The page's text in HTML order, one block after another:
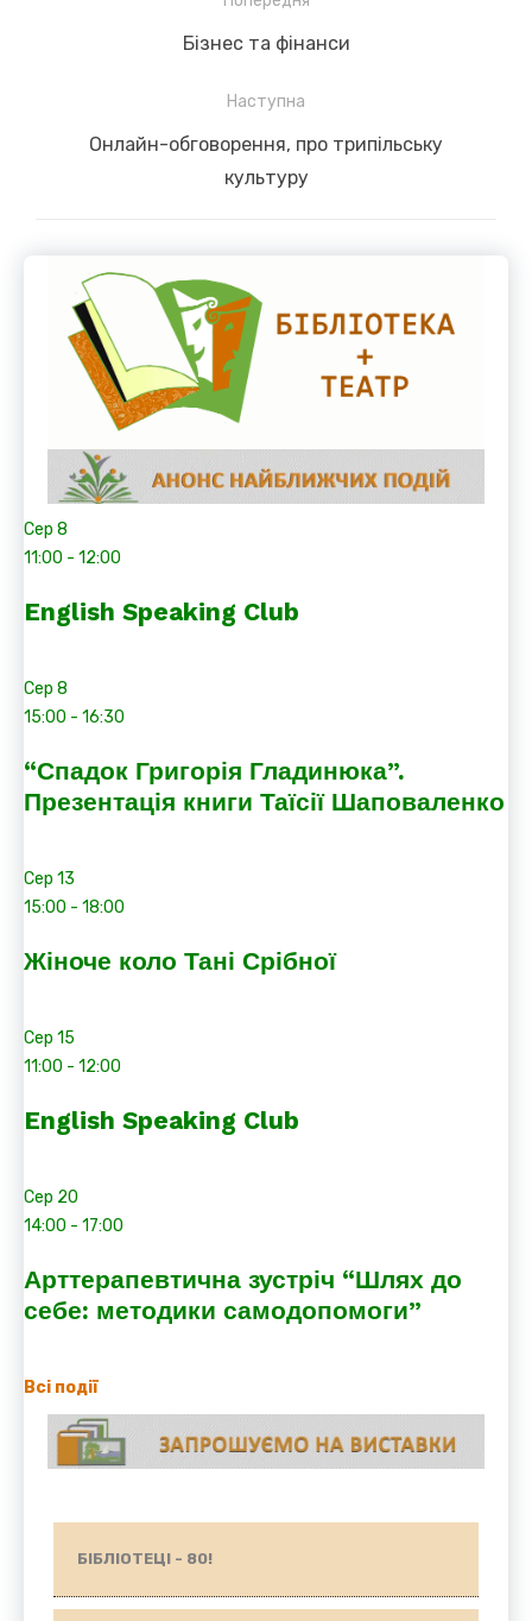
Previous
Бізнес та фінанси
Наступна
Онлайн-обговорення, про трипільську
культуру
Сер 8
11:00 - 12:00
English Speaking Club
Сер 8
15:00 - 16:30
“Спадок Григорія Гладинюка”.
Презентація книги Таїсії Шаповаленко
Сер 13
15:00 - 18:00
Жіноче коло Тані Срібної
Сер 15
11:00 - 12:00
English Speaking Club
Сер 20
14:00 - 17:00
Арттерапевтична зустріч “Шлях до
себе: методики самодопомоги”
Всі події
БІБЛІОТЕЦІ - 80!